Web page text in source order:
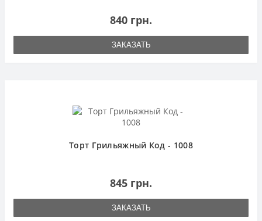
840 грн.
ЗАКАЗАТЬ
Торт Грильяжный Код - 1008
845 грн.
ЗАКАЗАТЬ